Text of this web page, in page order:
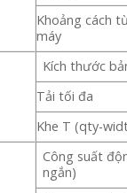
Khoảng cách
máy
Kích thước
Tải tối đa
Khe T (qty-
Công suất
ngắn)